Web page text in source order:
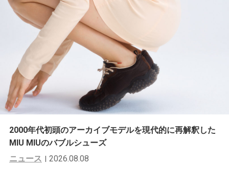
2000年代初頭のアーカイブモデルを現代的に再解釈した
MIU MIUのバブルシューズ
ニュース
2026.08.08